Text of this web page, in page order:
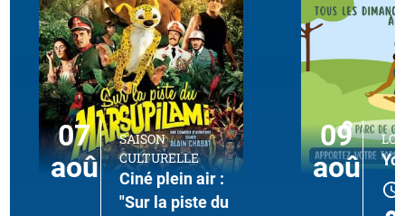
07
aoû
SAISON
CULTURELLE
Ciné plein air :
"Sur la piste du
09
aoû